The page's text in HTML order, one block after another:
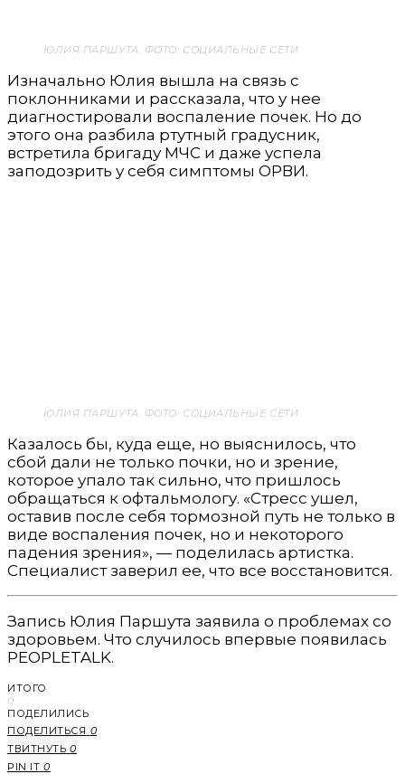
ЮЛИЯ ПАРШУТА. ФОТО: СОЦИАЛЬНЫЕ СЕТИ
Изначально Юлия вышла на связь с
поклонниками и рассказала, что у нее
диагностировали воспаление почек. Но до
этого она разбила ртутный градусник,
встретила бригаду МЧС и даже успела
заподозрить у себя симптомы ОРВИ.
ЮЛИЯ ПАРШУТА. ФОТО: СОЦИАЛЬНЫЕ СЕТИ
Казалось бы, куда еще, но выяснилось, что
сбой дали не только почки, но и зрение,
которое упало так сильно, что пришлось
обращаться к офтальмологу. «Стресс ушел,
оставив после себя тормозной путь не только в
виде воспаления почек, но и некоторого
падения зрения», — поделилась артистка.
Специалист заверил ее, что все восстановится.
Запись Юлия Паршута заявила о проблемах со
здоровьем. Что случилось впервые появилась
PEOPLETALK.
ИТОГО
0
ПОДЕЛИЛИСЬ
ПОДЕЛИТЬСЯ 0
ТВИТНУТЬ 0
PIN IT 0